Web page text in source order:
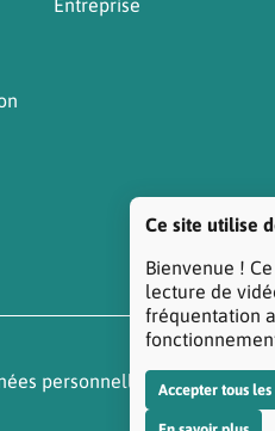
Ce site utilise
Bienvenue !
lecture de
fréquentation
Accepter tous les
Entreprise
personnelles
Réclamation/